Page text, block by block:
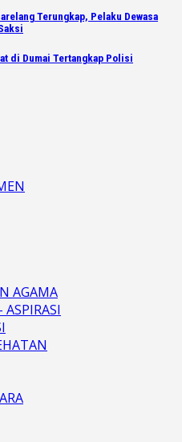
Terungkap, Pelaku Dewasa
di Dumai Tertangkap Polisi
AGAMA